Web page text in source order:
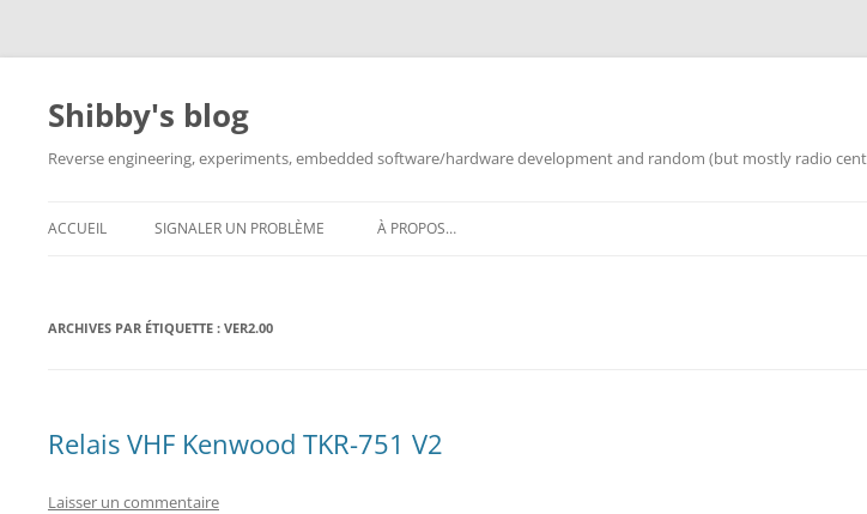
Aller
contenu
Shibby's blog
Reverse engineering, experiments, embedded software/hardware development and random (but mostly radio
ACCUEIL SIGNALER UN PROBLÈME À PROPOS…
ARCHIVES PAR ÉTIQUETTE : VER2.00
Relais VHF Kenwood TKR-751 V2
Laisser un commentaire